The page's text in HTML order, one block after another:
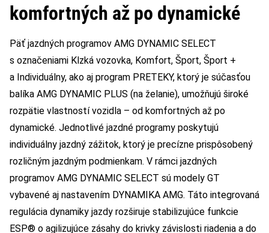
komfortných až po dynamické
Päť jazdných programov AMG DYNAMIC SELECT
s označeniami Klzká vozovka, Komfort, Šport, Šport +
a Individuálny, ako aj program PRETEKY, ktorý je súčasťou
balíka AMG DYNAMIC PLUS (na želanie), umožňujú široké
rozpätie vlastností vozidla – od komfortných až po
dynamické. Jednotlivé jazdné programy poskytujú
individuálny jazdný zážitok, ktorý je precízne prispôsobený
rozličným jazdným podmienkam. V rámci jazdných
programov AMG DYNAMIC SELECT sú modely GT
vybavené aj nastavením DYNAMIKA AMG. Táto integrovaná
regulácia dynamiky jazdy rozširuje stabilizujúce funkcie
ESP® o agilizujúce zásahy do krivky závislosti riadenia a do